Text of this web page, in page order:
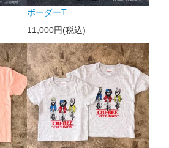
ボーダーT
11,000円(税込)